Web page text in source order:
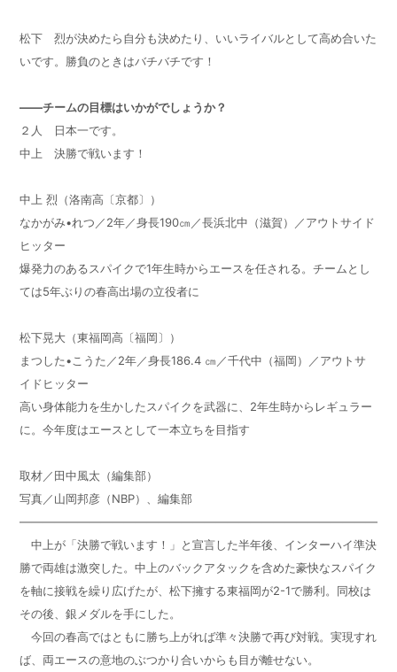
松下 烈が決めたら自分も決めたり、いいライバルとして高め合いた
いです。勝負のときはバチバチです！
——チームの目標はいかがでしょうか？
２人 日本一です。
中上 決勝で戦います！
中上 烈（洛南高〔京都〕）
なかがみ•れつ／2年／身長190㎝／長浜北中（滋賀）／アウトサイド
ヒッター
爆発力のあるスパイクで1年生時からエースを任される。チームとし
ては5年ぶりの春高出場の立役者に
松下晃大（東福岡高〔福岡〕）
まつした• こうた／2年／身長186.4 ㎝／千代中（福岡）／アウトサ
イドヒッター
高い身体能力を生かしたスパイクを武器に、 2年生時からレギュラー
に。今年度はエースとして一本立ちを目指す
取材／田中風太（編集部）
写真／山岡邦彦（NBP）、編集部
中上が「決勝で戦います！」と宣言した半年後、インターハイ準決
勝で両雄は激突した。中上のバックアタックを含めた豪快なスパイク
を軸に接戦を繰り広げたが、松下擁する東福岡が2-1で勝利。同校は
その後、銀メダルを手にした。
今回の春高ではともに勝ち上がれば準々決勝で再び対戦。実現すれ
ば、両エースの意地のぶつかり合いからも目が離せない。